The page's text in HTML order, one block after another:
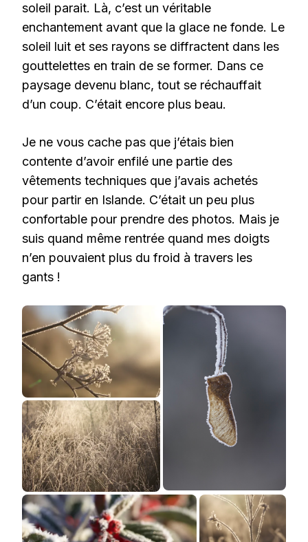
soleil parait. Là, c’est un véritable
enchantement avant que la glace ne fonde. Le
soleil luit et ses rayons se diffractent dans les
gouttelettes en train de se former. Dans ce
paysage devenu blanc, tout se réchauffait
d’un coup. C’était encore plus beau.
Je ne vous cache pas que j’étais bien
contente d’avoir enfilé une partie des
vêtements techniques que j’avais achetés
pour partir en Islande. C’était un peu plus
confortable pour prendre des photos. Mais je
suis quand même rentrée quand mes doigts
n’en pouvaient plus du froid à travers les
gants !